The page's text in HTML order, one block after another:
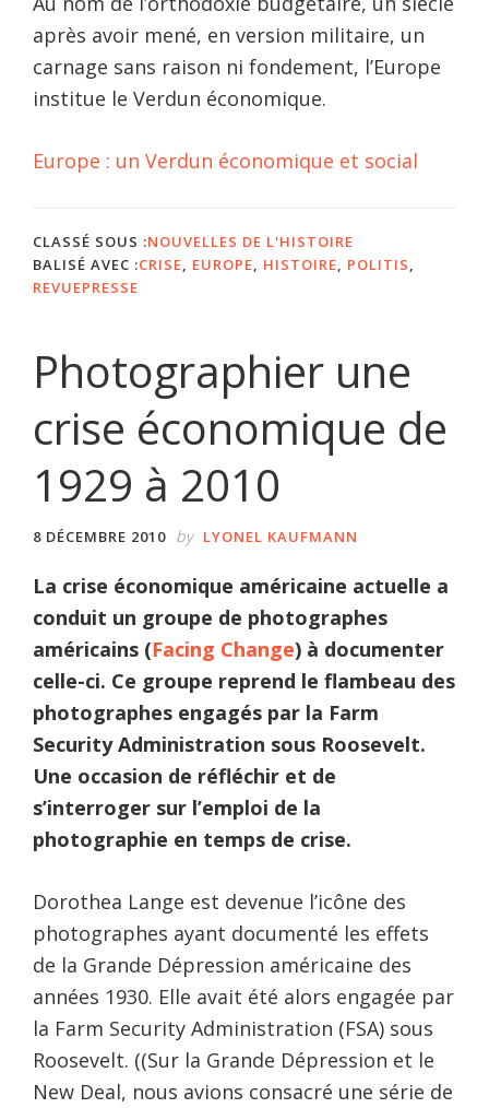
après avoir mené, en version militaire, un
carnage sans raison ni fondement, l’Europe
institue le Verdun économique.
Europe : un Verdun économique et social
CLASSÉ SOUS :NOUVELLES DE L'HISTOIRE
BALISÉ AVEC :CRISE EUROPE HISTOIRE POLITIS
REVUEPRESSE
Photographier une
crise économique de
1929 à 2010
8 DÉCEMBRE 2010 by LYONEL KAUFMANN
La crise économique américaine actuelle a
conduit un groupe de photographes
américains (Facing Change) à documenter
celle-ci. Ce groupe reprend le flambeau des
photographes engagés par la Farm
Security Administration sous Roosevelt.
Une occasion de réfléchir et de
s’interroger sur l’emploi de la
photographie en temps de crise.
Dorothea Lange est devenue l’icône des
photographes ayant documenté les effets
de la Grande Dépression américaine des
années 1930. Elle avait été alors engagée par
la Farm Security Administration (FSA) sous
Roosevelt. ((Sur la Grande Dépression et le
New Deal, nous avions consacré une série de